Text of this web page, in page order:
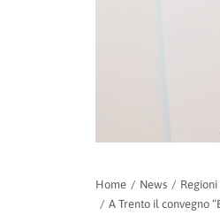
Home News Regioni
A Trento il convegno